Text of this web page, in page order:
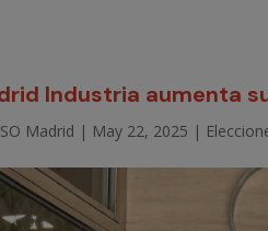
Industria aumenta
Madrid | May 22, 2025 |